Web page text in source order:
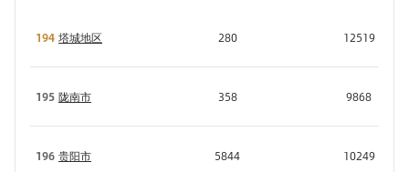
194 塔城地区 280 12519
195 陇南市 358 9868
196 贵阳市 5844 10249